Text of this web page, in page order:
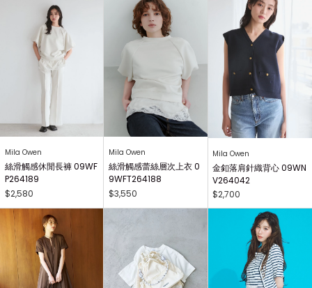
Mila Owen
絲滑觸感休閒長褲 09WF
P264189
$2,580
Mila Owen
絲滑觸感蕾絲層次上衣 0
9WFT264188
$3,550
Mila Owen
金釦落肩針織背心 09WN
V264042
$2,700